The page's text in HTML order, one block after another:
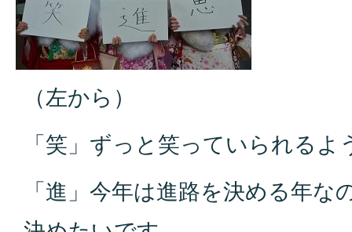
（左から）
「笑」ずっと笑っていられるよ
「進」今年は進路を決める年な